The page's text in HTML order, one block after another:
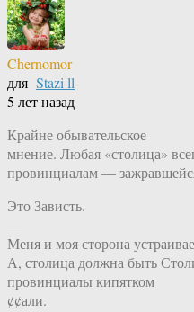
Chernomor
для Stazi ll
5 лет назад
Крайне обывательское
мнение. Любая «столица»
провинциалам —
Это Зависть.
—
Меня и моя сторона
А, столица должна быть
провинциалы кипятком
¢¢али.